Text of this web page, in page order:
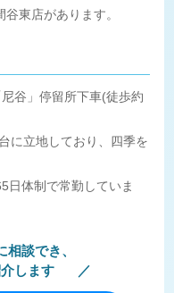
東店があります。
谷」停留所下車(徒歩約
に立地しており、四季を
日体制で常勤していま
談でき、
します